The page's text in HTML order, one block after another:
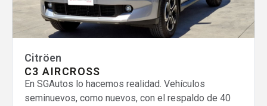
Citröen
C3 AIRCROSS
En SGAutos lo hacemos realidad. Vehículos
seminuevos, como nuevos, con el respaldo de 40
Comparar
Eliminar todos